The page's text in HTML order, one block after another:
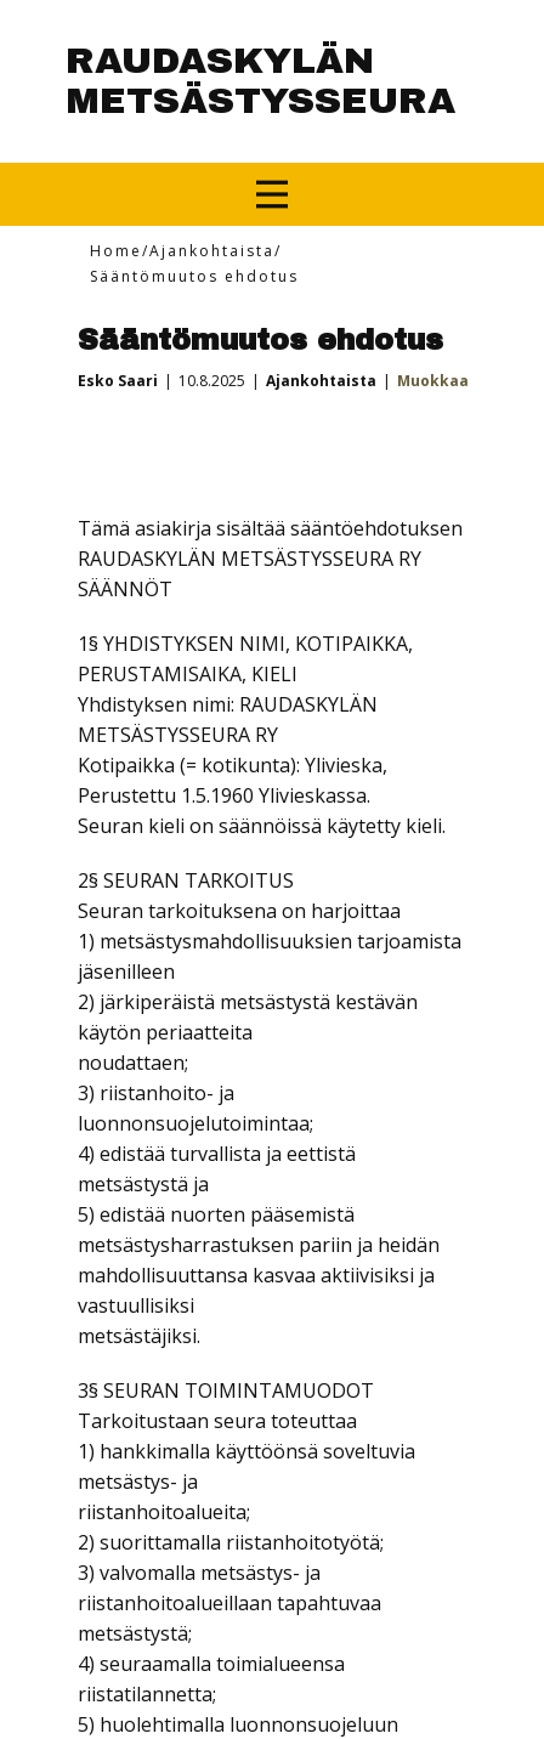
RAUDASKYLÄN
METSÄSTYSSEURA
Home/Ajankohtaista/
Sääntömuutos ehdotus
Sääntömuutos ehdotus
Esko Saari 10.8.2025 Ajankohtaista Muokkaa
Tämä asiakirja sisältää sääntöehdotuksen
RAUDASKYLÄN METSÄSTYSSEURA RY
SÄÄNNÖT
1§ YHDISTYKSEN NIMI, KOTIPAIKKA,
PERUSTAMISAIKA, KIELI
Yhdistyksen nimi: RAUDASKYLÄN
METSÄSTYSSEURA RY
Kotipaikka (= kotikunta): Ylivieska,
Perustettu 1.5.1960 Ylivieskassa.
Seuran kieli on säännöissä käytetty kieli.
2§ SEURAN TARKOITUS
Seuran tarkoituksena on harjoittaa
1) metsästysmahdollisuuksien tarjoamista
jäsenilleen
2) järkiperäistä metsästystä kestävän
käytön periaatteita
noudattaen;
3) riistanhoito- ja
luonnonsuojelutoimintaa;
4) edistää turvallista ja eettistä
metsästystä ja
5) edistää nuorten pääsemistä
metsästysharrastuksen pariin ja heidän
mahdollisuuttansa kasvaa aktiivisiksi ja
vastuullisiksi
metsästäjiksi.
3§ SEURAN TOIMINTAMUODOT
Tarkoitustaan seura toteuttaa
1) hankkimalla käyttöönsä soveltuvia
metsästys- ja
riistanhoitoalueita;
2) suorittamalla riistanhoitotyötä;
3) valvomalla metsästys- ja
riistanhoitoalueillaan tapahtuvaa
metsästystä;
4) seuraamalla toimialueensa
riistatilannetta;
5) huolehtimalla luonnonsuojeluun